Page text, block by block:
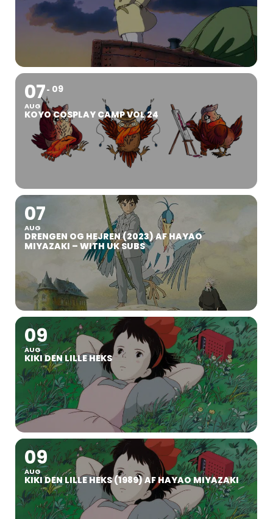
07
AUG
09
KOYO COSPLAY CAMP VOL 24
07
AUG
DRENGEN OG HEJREN (2023) AF HAYAO
MIYAZAKI – WITH UK SUBS
09
AUG
KIKI DEN LILLE HEKS
09
AUG
KIKI DEN LILLE HEKS (1989) AF HAYAO MIYAZAKI